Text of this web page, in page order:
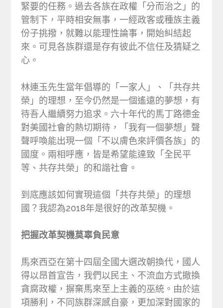
緊要的任務。過去各族在政權「分而治之」的
管制下，平時相安無事，一經政客或種族主義
份子挑撥，就難以能理性論事，開始糾結起
來。可見各族群還是存有彼此不信任及猜疑之
心。
林連玉先生當年倡導的「一家人」、「共存共
榮」的理想，至今仍然是一個遙遠的夢想，有
待吾人繼續努力追求。六十年代的馬丁路德金
對美國社會的熱切期待，「我有一個夢想」聲
聲呼喚能出現一個「不以膚色來評價各族」的
國度。兩相呼應，皆是希望能達致「全民平
等、共存共榮」的和諧社會。
到底應該如何實現這個「共存共榮」的理想
國？我認為2018年是很好的改革契機。
把握改革契機莫辜負民意
馬來西亞在第十四屆全國大選改朝換代，國人
得以昂首宣告，我們以民主、不流血方式撤換
貪腐政權，摒棄馬來至上主義的巫統。由於這
項勝利，不同族群深感自豪，更加深對國家的